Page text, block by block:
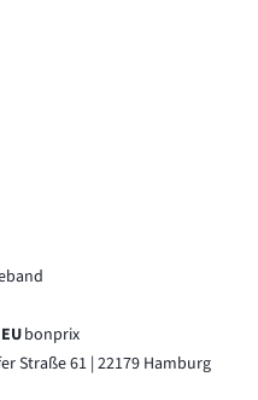
bonprix
Straße 61 | 22179 Hamburg